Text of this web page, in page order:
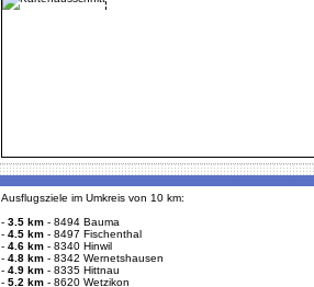
Ausflugsziele im Umkreis von 10 km:
- 3.5 km - 8494 Bauma
- 4.5 km - 8497 Fischenthal
- 4.6 km - 8340 Hinwil
- 4.8 km - 8342 Wernetshausen
- 4.9 km - 8335 Hittnau
- 5.2 km - 8620 Wetzikon